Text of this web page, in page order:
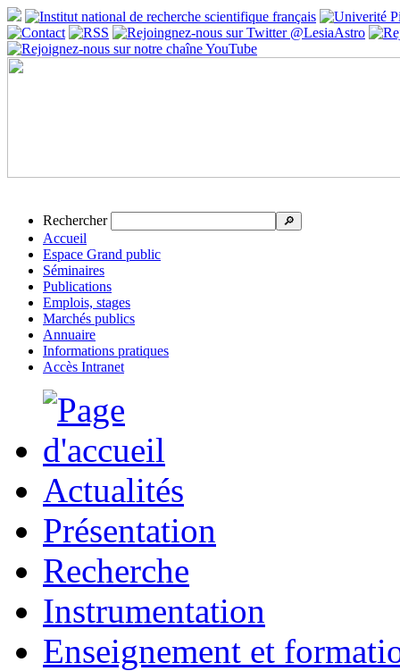
Rechercher 🔎
Accueil
Espace Grand public
Séminaires
Publications
Emplois, stages
Marchés publics
Annuaire
Informations pratiques
Accès Intranet
Actualités
Présentation
Recherche
Instrumentation
Enseignement et